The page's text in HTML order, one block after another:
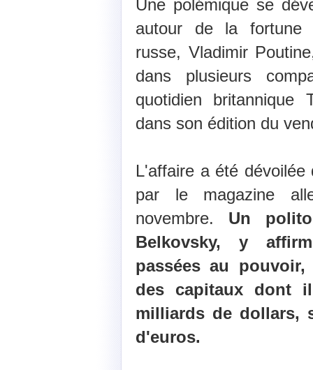
Une polémique se
autour de la fortune
russe, Vladimir
dans plusieurs
quotidien
dans son édition du
L'affaire a été dévoilée
par le magazine
novembre. Un
Belkovsky, y
passées au
des capitaux dont
milliards de dollars,
d'euros.